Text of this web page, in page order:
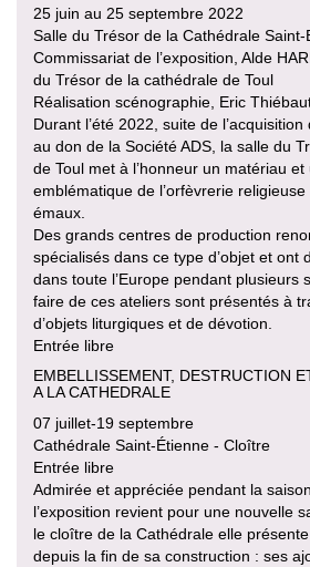
25 juin au 25 septembre 2022
Salle du Trésor de la Cathédrale Saint-
Commissariat de l’exposition, Alde
du Trésor de la cathédrale de Toul
Réalisation scénographie, Eric
Durant l’été 2022, suite de
au don de la Société ADS, la salle du
de Toul met à l’honneur un matériau
emblématique de l’orfèvrerie
émaux.
Des grands centres de production
spécialisés dans ce type d’objet et ont
dans toute l’Europe pendant plusieurs
faire de ces ateliers sont présentés à
d’objets liturgiques et de dévotion.
Entrée libre
EMBELLISSEMENT, DESTRUCTION
A LA CATHEDRALE
07 juillet-19 septembre
Cathédrale Saint-Étienne - Cloître
Entrée libre
Admirée et appréciée pendant la
l’exposition revient pour une nouvelle
le cloître de la Cathédrale elle présente
depuis la fin de sa construction : ses